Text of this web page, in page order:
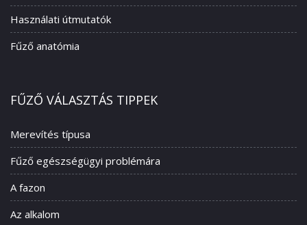
Használati útmutatók
Fűző anatómia
FŰZŐ VÁLASZTÁS TIPPEK
Merevítés típusa
Fűző egészségügyi problémára
A fazon
Az alkalom